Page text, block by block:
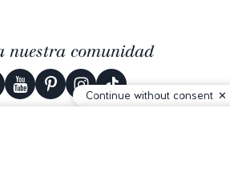
nuestra comunidad
-
Continue without consent